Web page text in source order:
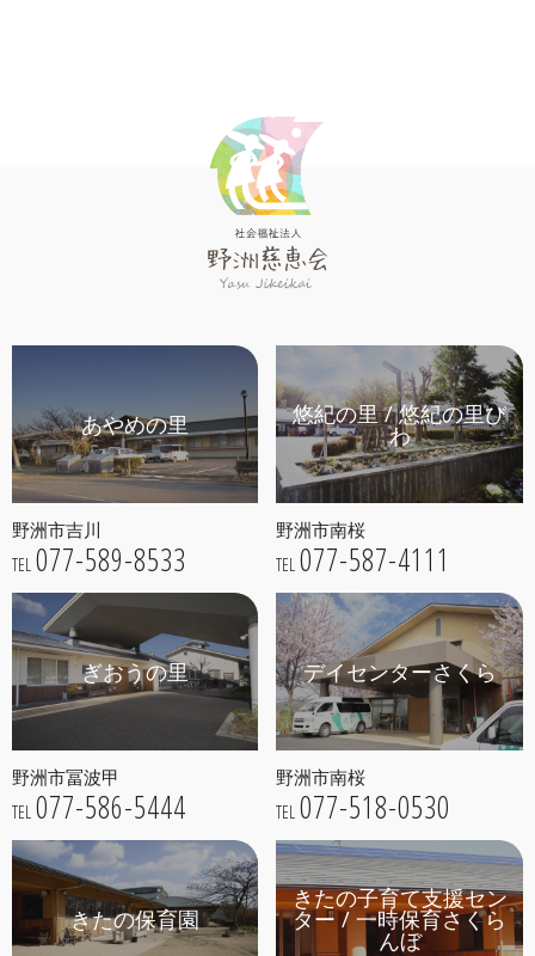
あやめの里
野洲市吉川
TEL 077-589-8533
悠紀の里 / 悠紀の里び
わ
野洲市南桜
TEL 077-587-4111
ぎおうの里
野洲市冨波甲
TEL 077-586-5444
デイセンターさくら
野洲市南桜
TEL 077-518-0530
きたの保育園
きたの子育て支援セン
ター / 一時保育さくら
んぼ